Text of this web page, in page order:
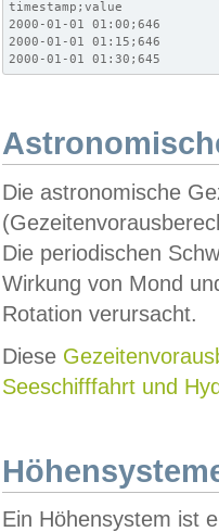
timestamp;value
2000-01-01 01:00;646
2000-01-01 01:15;646
2000-01-01 01:30;645
Die astronomische
Die periodischen
Wirkung von Mond
Rotation verursacht.
Diese
Seeschifffahrt und
Ein Höhensystem ist